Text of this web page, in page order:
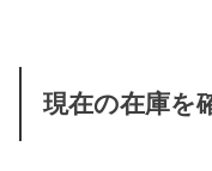
現在の在庫を